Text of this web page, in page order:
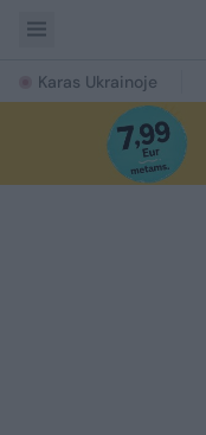
Karas Ukrainoje